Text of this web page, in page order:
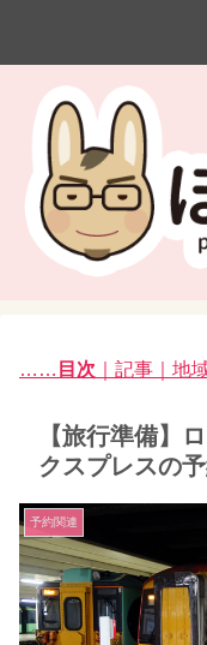
…… 目次 ｜記事｜地
【旅行準備】
クスプレスの
予約関連